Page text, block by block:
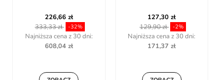
127,30 zł
129,90 zł
-2%
Najniższa cena z 30 dni:
171,37 zł
59,49 zł
64,82 zł -8,22%
Najniższa cena z 30 dni:
78,53 zł